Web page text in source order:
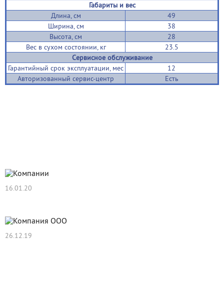
Габариты и вес
Длина, см
49
Ширина, см
38
Высота, см
28
Вес в сухом состоянии, кг
23.5
Сервисное обслуживание
Гарантийный срок эксплуатации, мес
12
Авторизованный сервис-центр
Есть
16.01.20
26.12.19